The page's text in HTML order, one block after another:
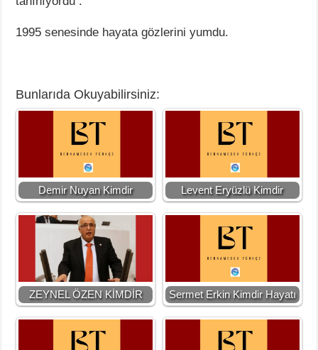
1995 senesinde hayata gözlerini yumdu.
Bunlarıda Okuyabilirsiniz:
Demir Nuyan Kimdir Levent Eryüzlü Kimdir
ZEYNEL ÖZEN KİMDİR Sermet Erkin Kimdir Hayatı